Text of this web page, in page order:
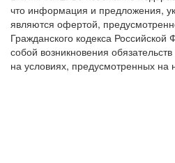
что информация и предложения,
являются офертой,
Гражданского кодекса
собой возникновения
на условиях, предусмотренных на